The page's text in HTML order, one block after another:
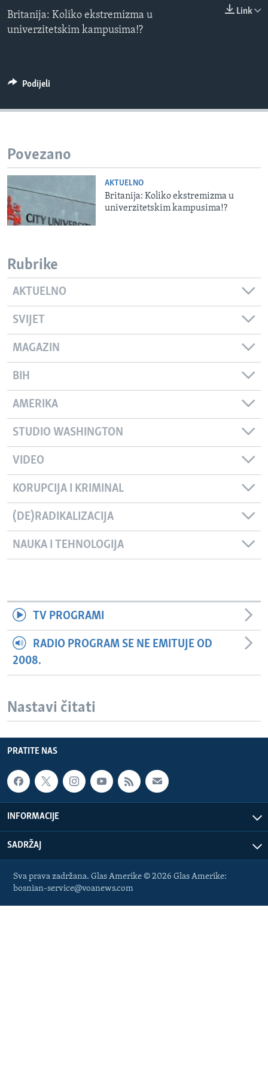
MAGAZIN
O GLASU AMERIKE
Jezici
0:00 0:00:00 Link
Britanija: Koliko ekstremizma u
univerzitetskim kampusima!?
Podijeli
Povezano
AKTUELNO
Britanija: Koliko ekstremizma u
univerzitetskim kampusima!?
Rubrike
AKTUELNO
SVIJET
MAGAZIN
BIH
AMERIKA
STUDIO WASHINGTON
VIDEO
KORUPCIJA I KRIMINAL
(DE)RADIKALIZACIJA
NAUKA I TEHNOLOGIJA
TV PROGRAMI
RADIO PROGRAM SE NE EMITUJE OD
2008.
Nastavi čitati
PRATITE NAS
INFORMACIJE
SADRŽAJ
Sva prava zadržana. Glas Amerike © 2026 Glas Amerike:
bosnian-service@voanews.com